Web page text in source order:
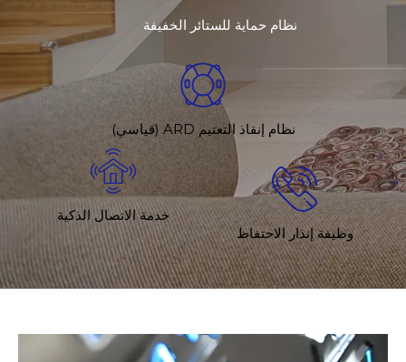
نظام حماية للستائر الخفيفة
نظام إنقاذ التعتيم ARD (قياسي)
وظيفة إنذار الاحتفاظ
خدمة الاتصال الذكية